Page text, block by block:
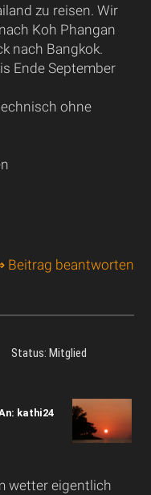
zu reisen. Wir
Koh Phangan
nach Bangkok.
Ende September
ohne
Beitrag beantworten
Status: Mitglied
kathi24
wetter eigentlich